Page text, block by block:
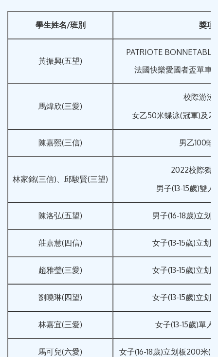
學生姓名/班別 獎項
黃振興(五望)
PATRIOTE BONNETABLE
法國快樂愛國者盃單車
馬煒欣(三愛)
校際游泳
女乙50米蝶泳(冠軍)及
陳嘉熙(三信) 男乙100蛙
林家銘(三信)、邱駿賢(三望)
2022校際獨
男子(13-15歲)雙
陳洛弘(五望) 男子(16-18歲)立划
莊嘉慧(四信) 女子(13-15歲)立划
趙雅瑩(三愛) 女子(13-15歲)立划
劉曉琳(四望) 女子(13-15歲)立划
林嘉宜(三愛) 女子(13-15歲)單
馬可兒(六愛) 女子(16-18歲)立划板200米(